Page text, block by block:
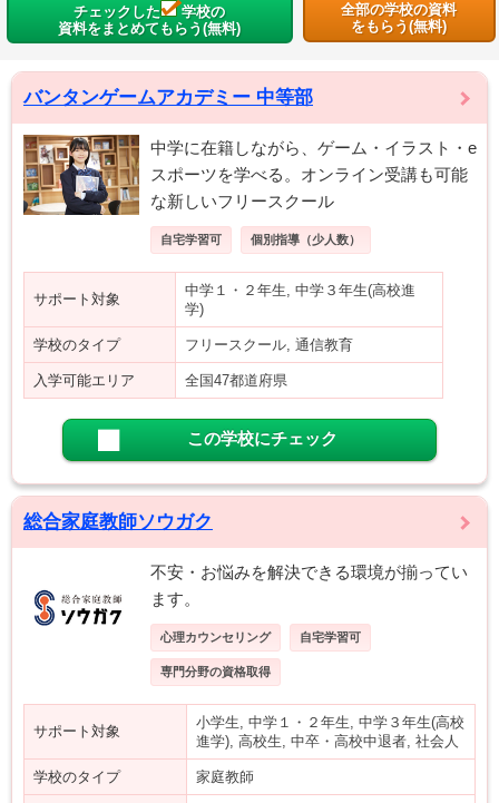
チェックした
学校の
資料をまとめてもらう(無料)
全部の学校の資料
をもらう(無料)
バンタンゲームアカデミー 中等部
中学に在籍しながら、ゲーム・イラスト・e
スポーツを学べる。オンライン受講も可能
な新しいフリースクール
自宅学習可 個別指導（少人数）
サポート対象
中学１・２年生, 中学３年生(高校進
学)
学校のタイプ フリースクール, 通信教育
入学可能エリア 全国47都道府県
この学校にチェック
総合家庭教師ソウガク
不安・お悩みを解決できる環境が揃ってい
ます。
心理カウンセリング 自宅学習可
専門分野の資格取得
サポート対象
小学生, 中学１・２年生, 中学３年生(高校
進学), 高校生, 中卒・高校中退者, 社会人
学校のタイプ 家庭教師